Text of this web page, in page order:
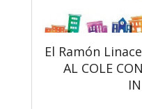
El Ramón
AL COLE